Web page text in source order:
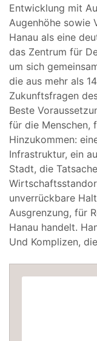
Entwicklung mit
Augenhöhe sowie
Hanau als eine
das Zentrum für
um sich
die aus mehr als
Zukunftsfragen
Beste
für die Menschen,
Hinzukommen:
Infrastruktur, ein
Stadt, die
unverrückbare
Ausgrenzung, für
Hanau handelt.
Und Komplizen,